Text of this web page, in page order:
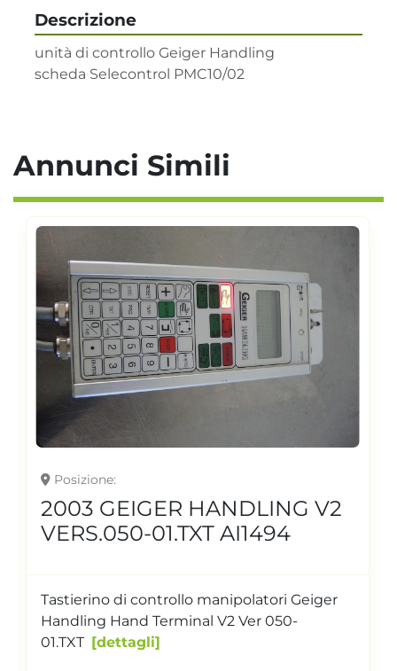
Descrizione
unità di controllo Geiger Handling
scheda Selecontrol PMC10/02
Annunci Simili
Posizione
2003 GEIGER HANDLING V2
VERS.050-01.TXT AI1494
Tastierino di controllo manipolatori Geiger
Handling Hand Terminal V2 Ver 050-
01.TXT
dettagli